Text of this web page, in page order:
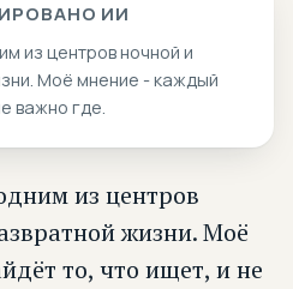
ИИ
из центров ночной и
Моё мнение - каждый
важно где.
из центров
жизни. Моё
то, что ищет, и не